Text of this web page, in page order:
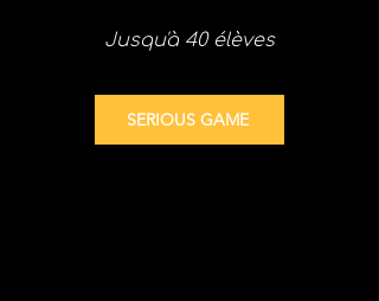
Jusqu'à 40 élèves
SERIOUS GAME